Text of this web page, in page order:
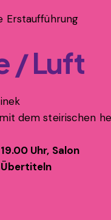
Erstaufführung
/ Luft
dem steirischen
Uhr, Salon